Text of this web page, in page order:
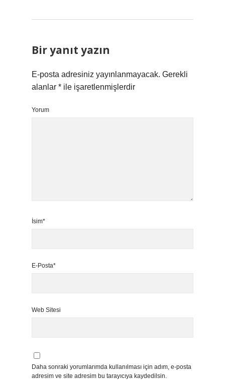
Bir yanıt yazın
E-posta adresiniz yayınlanmayacak. Gerekli
alanlar * ile işaretlenmişlerdir
Yorum
İsim*
E-Posta*
Web Sitesi
Daha sonraki yorumlarımda kullanılması için adım, e-posta
adresim ve site adresim bu tarayıcıya kaydedilsin.